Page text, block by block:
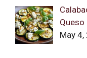
Queso
May